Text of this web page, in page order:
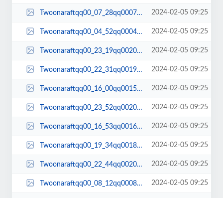
Twoonaraftqq00_07_28qq00072.jpg 2024-02-05 09:25
Twoonaraftqq00_04_52qq00046.jpg 2024-02-05 09:25
Twoonaraftqq00_23_19qq00204.jpg 2024-02-05 09:25
Twoonaraftqq00_22_31qq00198.jpg 2024-02-05 09:25
Twoonaraftqq00_16_00qq00154.jpg 2024-02-05 09:25
Twoonaraftqq00_23_52qq00207.jpg 2024-02-05 09:25
Twoonaraftqq00_16_53qq00161.jpg 2024-02-05 09:25
Twoonaraftqq00_19_34qq00180.jpg 2024-02-05 09:25
Twoonaraftqq00_22_44qq00200.jpg 2024-02-05 09:25
Twoonaraftqq00_08_12qq00080.jpg 2024-02-05 09:25